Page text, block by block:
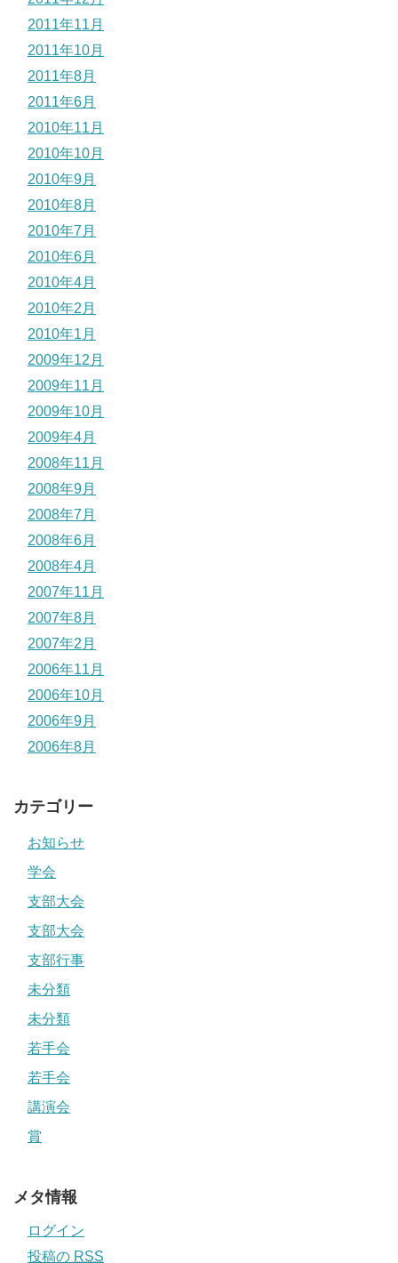
2011年11月
2011年10月
2011年8月
2011年6月
2010年11月
2010年10月
2010年9月
2010年8月
2010年7月
2010年6月
2010年4月
2010年2月
2010年1月
2009年12月
2009年11月
2009年10月
2009年4月
2008年11月
2008年9月
2008年7月
2008年6月
2008年4月
2007年11月
2007年8月
2007年2月
2006年11月
2006年10月
2006年9月
2006年8月
カテゴリー
お知らせ
学会
支部大会
支部大会
支部行事
未分類
未分類
若手会
若手会
講演会
賞
メタ情報
ログイン
投稿の RSS